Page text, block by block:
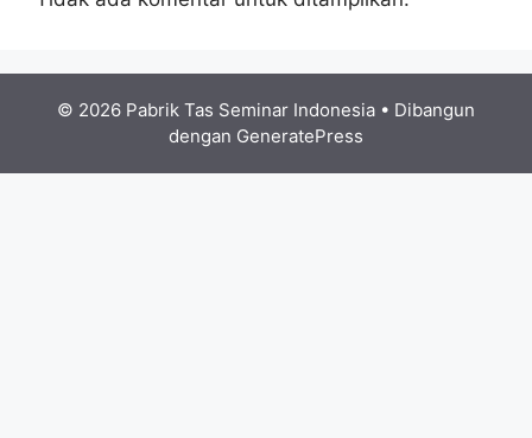
© 2026 Pabrik Tas Seminar Indonesia • Dibangun
dengan GeneratePress